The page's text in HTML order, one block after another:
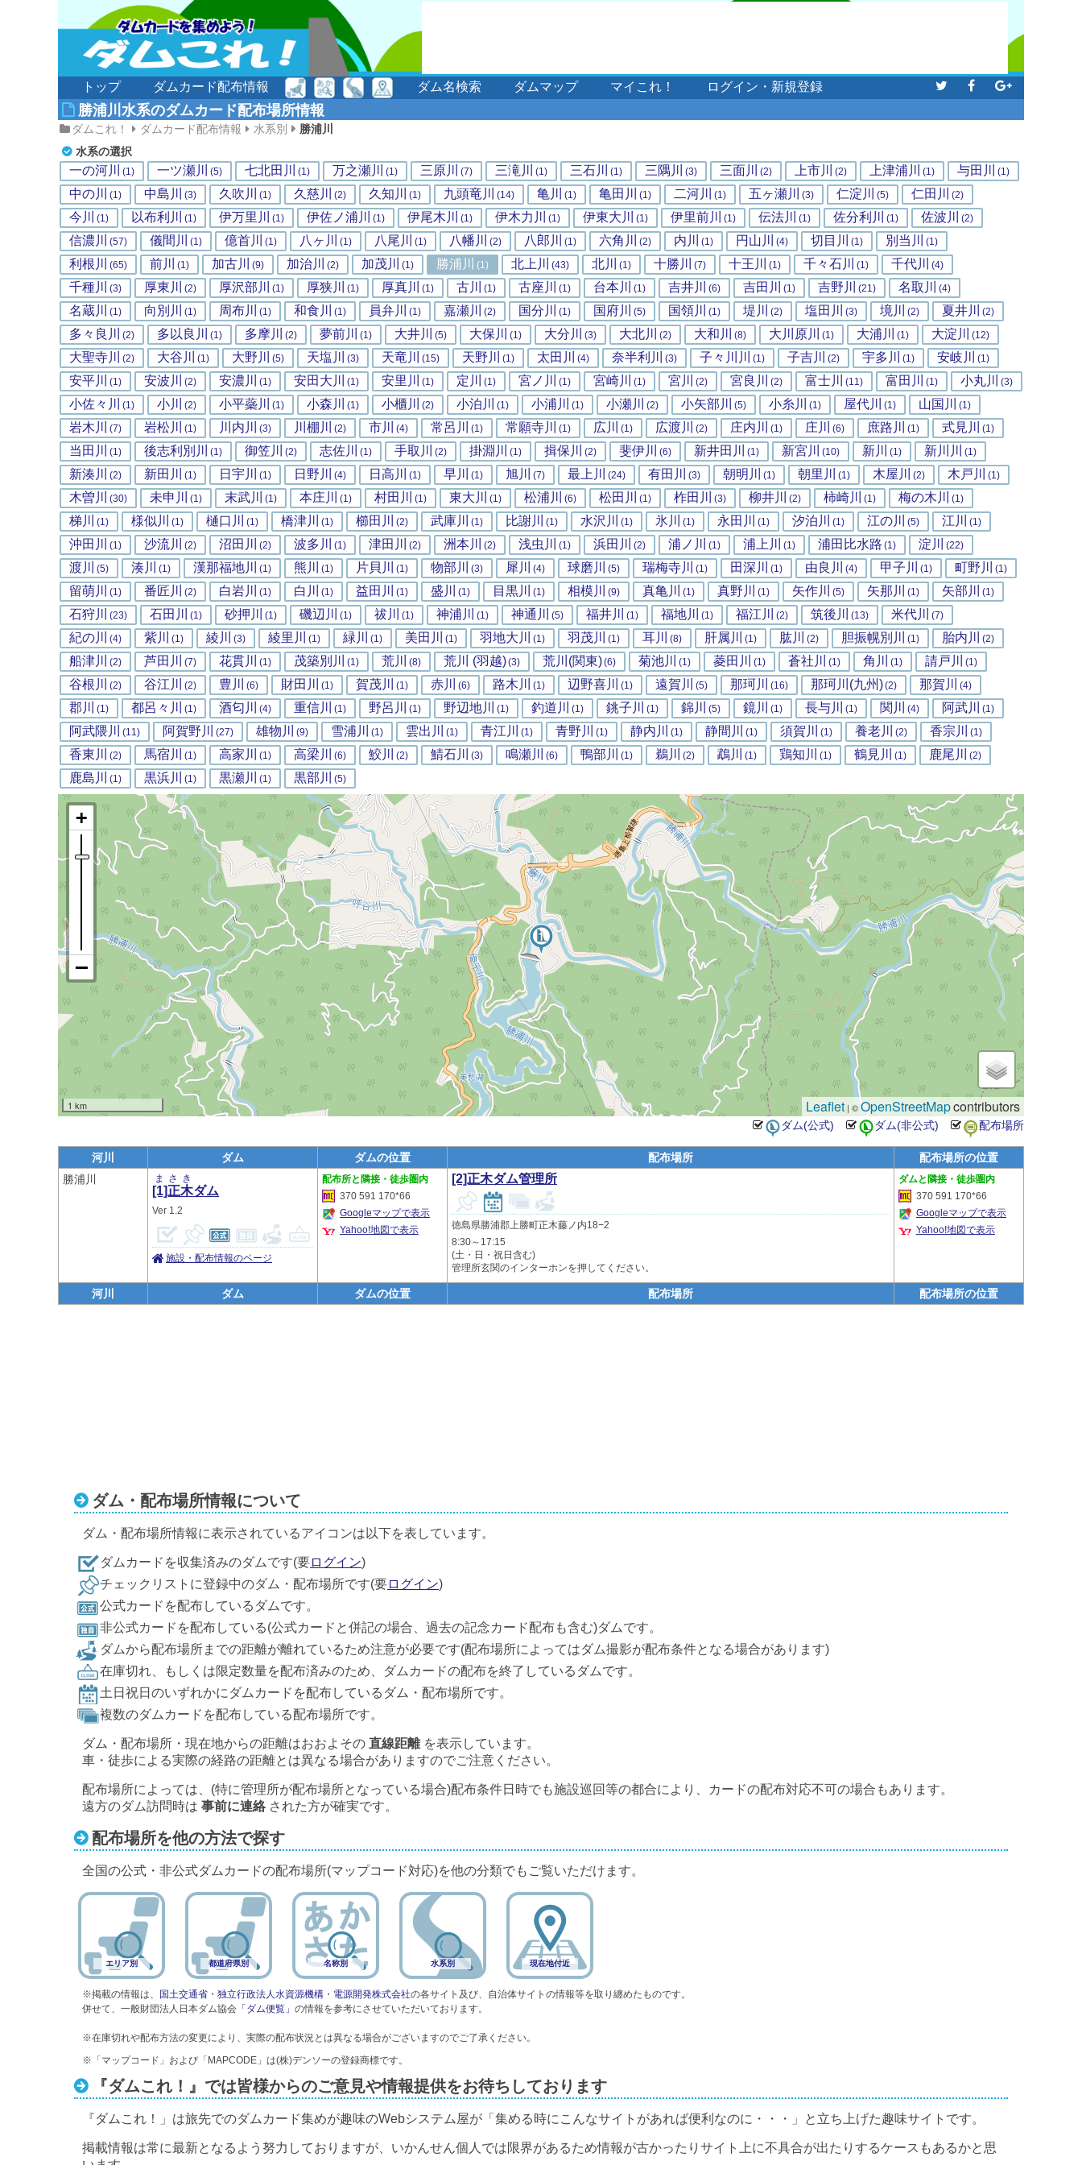
トップ ダムカード配布情報 ダム名検索 ダムマップ マイこれ！ ログイン・新規登録
勝浦川水系のダムカード配布場所情報
ダムこれ！ ダムカード配布情報 水系別
勝浦川
水系の選択
一の河川 (1) 一ツ瀬川 (5) 七北田川 (1) 万之瀬川 (1) 三原川 (7) 三滝川 (1) 三石川 (1) 三隅川 (3) 三面川 (2) 上市川 (2) 上津浦川 (1) 与田川 (1)
中の川 (1) 中島川 (3) 久吹川 (1) 久慈川 (2) 久知川 (1) 九頭竜川 (14) 亀川 (1) 亀田川 (1) 二河川 (1) 五ヶ瀬川 (3) 仁淀川 (5) 仁田川 (2)
今川 (1) 以布利川 (1) 伊万里川 (1) 伊佐ノ浦川 (1) 伊尾木川 (1) 伊木力川 (1) 伊東大川 (1) 伊里前川 (1) 伝法川 (1) 佐分利川 (1) 佐波川 (2)
信濃川 (57) 儀間川 (1) 億首川 (1) 八ヶ川 (1) 八尾川 (1) 八幡川 (2) 八郎川 (1) 六角川 (2) 内川 (1) 円山川 (4) 切目川 (1) 別当川 (1)
利根川 (65) 前川 (1) 加古川 (9) 加治川 (2) 加茂川 (1) 勝浦川 (1) 北上川 (43) 北川 (1) 十勝川 (7) 十王川 (1) 千々石川 (1) 千代川 (4)
千種川 (3) 厚東川 (2) 厚沢部川 (1) 厚狭川 (1) 厚真川 (1) 古川 (1) 古座川 (1) 台本川 (1) 吉井川 (6) 吉田川 (1) 吉野川 (21) 名取川 (4)
名蔵川 (1) 向別川 (1) 周布川 (1) 和食川 (1) 員弁川 (1) 嘉瀬川 (2) 国分川 (1) 国府川 (5) 国領川 (1) 堤川 (2) 塩田川 (3) 境川 (2) 夏井川 (2)
多々良川 (2) 多以良川 (1) 多摩川 (2) 夢前川 (1) 大井川 (5) 大保川 (1) 大分川 (3) 大北川 (2) 大和川 (8) 大川原川 (1) 大浦川 (1) 大淀川 (12)
大聖寺川 (2) 大谷川 (1) 大野川 (5) 天塩川 (3) 天竜川 (15) 天野川 (1) 太田川 (4) 奈半利川 (3) 子々川川 (1) 子吉川 (2) 宇多川 (1) 安岐川 (1)
安平川 (1) 安波川 (2) 安濃川 (1) 安田大川 (1) 安里川 (1) 定川 (1) 宮ノ川 (1) 宮崎川 (1) 宮川 (2) 宮良川 (2) 富士川 (11) 富田川 (1) 小丸川 (3)
小佐々川 (1) 小川 (2) 小平蘂川 (1) 小森川 (1) 小櫃川 (2) 小泊川 (1) 小浦川 (1) 小瀬川 (2) 小矢部川 (5) 小糸川 (1) 屋代川 (1) 山国川 (1)
岩木川 (7) 岩松川 (1) 川内川 (3) 川棚川 (2) 市川 (4) 常呂川 (1) 常願寺川 (1) 広川 (1) 広渡川 (2) 庄内川 (1) 庄川 (6) 庶路川 (1) 式見川 (1)
当田川 (1) 後志利別川 (1) 御笠川 (2) 志佐川 (1) 手取川 (2) 掛淵川 (1) 揖保川 (2) 斐伊川 (6) 新井田川 (1) 新宮川 (10) 新川 (1) 新川川 (1)
新湊川 (2) 新田川 (1) 日宇川 (1) 日野川 (4) 日高川 (1) 早川 (1) 旭川 (7) 最上川 (24) 有田川 (3) 朝明川 (1) 朝里川 (1) 木屋川 (2) 木戸川 (1)
木曽川 (30) 未申川 (1) 末武川 (1) 本庄川 (1) 村田川 (1) 東大川 (1) 松浦川 (6) 松田川 (1) 柞田川 (3) 柳井川 (2) 柿崎川 (1) 梅の木川 (1)
梯川 (1) 様似川 (1) 樋口川 (1) 橋津川 (1) 櫛田川 (2) 武庫川 (1) 比謝川 (1) 水沢川 (1) 氷川 (1) 永田川 (1) 汐泊川 (1) 江の川 (5) 江川 (1)
沖田川 (1) 沙流川 (2) 沼田川 (2) 波多川 (1) 津田川 (2) 洲本川 (2) 浅虫川 (1) 浜田川 (2) 浦ノ川 (1) 浦上川 (1) 浦田比水路 (1) 淀川 (22)
渡川 (5) 湊川 (1) 漢那福地川 (1) 熊川 (1) 片貝川 (1) 物部川 (3) 犀川 (4) 球磨川 (5) 瑞梅寺川 (1) 田深川 (1) 由良川 (4) 甲子川 (1) 町野川 (1)
留萌川 (1) 番匠川 (2) 白岩川 (1) 白川 (1) 益田川 (1) 盛川 (1) 目黒川 (1) 相模川 (9) 真亀川 (1) 真野川 (1) 矢作川 (5) 矢那川 (1) 矢部川 (1)
石狩川 (23) 石田川 (1) 砂押川 (1) 磯辺川 (1) 祓川 (1) 神浦川 (1) 神通川 (5) 福井川 (1) 福地川 (1) 福江川 (2) 筑後川 (13) 米代川 (7)
紀の川 (4) 紫川 (1) 綾川 (3) 綾里川 (1) 緑川 (1) 美田川 (1) 羽地大川 (1) 羽茂川 (1) 耳川 (8) 肝属川 (1) 肱川 (2) 胆振幌別川 (1) 胎内川 (2)
船津川 (2) 芦田川 (7) 花貫川 (1) 茂築別川 (1) 荒川 (8) 荒川 (羽越)(3) 荒川(関東)(6) 菊池川 (1) 菱田川 (1) 蒼社川 (1) 角川 (1) 請戸川 (1)
谷根川 (2) 谷江川 (2) 豊川 (6) 財田川 (1) 賀茂川 (1) 赤川 (6) 路木川 (1) 辺野喜川 (1) 遠賀川 (5) 那珂川 (16) 那珂川(九州)(2) 那賀川 (4)
郡川 (1) 都呂々川 (1) 酒匂川 (4) 重信川 (1) 野呂川 (1) 野辺地川 (1) 釣道川 (1) 銚子川 (1) 錦川 (5) 鏡川 (1) 長与川 (1) 関川 (4) 阿武川 (1)
阿武隈川 (11) 阿賀野川 (27) 雄物川 (9) 雪浦川 (1) 雲出川 (1) 青江川 (1) 青野川 (1) 静内川 (1) 静間川 (1) 須賀川 (1) 養老川 (2) 香宗川 (1)
香東川 (2) 馬宿川 (1) 高家川 (1) 高梁川 (6) 鮫川 (2) 鯖石川 (3) 鳴瀬川 (6) 鴨部川 (1) 鵜川 (2) 鵡川 (1) 鶏知川 (1) 鶴見川 (1) 鹿尾川 (2)
鹿島川 (1) 黒浜川 (1) 黒瀬川 (1) 黒部川 (5)
2
1
1 km Leaflet | ©OpenStreetMapcontributors
河川 ダム ダムの位置 配布場所
配布場所の位置
勝浦川
[1]正木
まさき
ダム
1.2
施設・配布情報のページ
隣接・徒歩圏内
370 591 170*66
Googleマップで表示
Yahoo!地図で表示
[2]正木ダム管理所
徳島県勝浦郡上勝町正木藤ノ内18−2
8:30～17:15
(土・日・祝日含む)
管理所玄関のインターホンを押してください。
隣接・徒歩圏内
370 591 170*66
Googleマップで表示
Yahoo!地図で表示
河川 ダム ダムの位置 配布場所 配布場所の位置
ダム・配布場所情報について
ダム・配布場所情報に表示されているアイコンは以下を表しています。
ダムカードを収集済みのダムです(要ログイン)
チェックリストに登録中のダム・配布場所です(要ログイン)
公式カードを配布しているダムです。
非公式カードを配布している(公式カードと併記の場合、過去の記念カード配布も含む)ダムです。
ダムから配布場所までの距離が離れているため注意が必要です(配布場所によってはダム撮影が配布条件となる場合があります)
在庫切れ、もしくは限定数量を配布済みのため、ダムカードの配布を終了しているダムです。
土日祝日のいずれかにダムカードを配布しているダム・配布場所です。
複数のダムカードを配布している配布場所です。
ダム・配布場所・現在地からの距離はおおよその 直線距離を表示しています。
車・徒歩による実際の経路の距離とは異なる場合がありますのでご注意ください。
配布場所によっては、(特に管理所が配布場所となっている場合)配布条件日時でも施設巡回等の都合により、カードの配布対応不可の場合もあります。
遠方のダム訪問時は 事前に連絡 された方が確実です。
配布場所を他の方法で探す
全国の公式・非公式ダムカードの配布場所(マップコード対応)を他の分類でもご覧いただけます。
エリア別 都道府県別 名称別 水系別 現在地付近
※掲載の情報は、 国土交通省 ・ 独立行政法人水資源機構 ・ 電源開発株式会社の各サイト及び、自治体サイトの情報等を取り纏めたものです。
併せて、一般財団法人日本ダム協会 「ダム便覧」 の情報を参考にさせていただいております。
※在庫切れや配布方法の変更により、実際の配布状況とは異なる場合がございますのでご了承ください。
※「マップコード」および「MAPCODE」は(株)デンソーの登録商標です。
『ダムこれ！』では皆様からのご意見や情報提供をお待ちしております
『ダムこれ！」は旅先でのダムカード集めが趣味のWebシステム屋が「集める時にこんなサイトがあれば便利なのに・・・」と立ち上げた趣味サイトです。
掲載情報は常に最新となるよう努力しておりますが、いかんせん個人では限界があるため情報が古かったりサイト上に不具合が出たりするケースもあるかと思